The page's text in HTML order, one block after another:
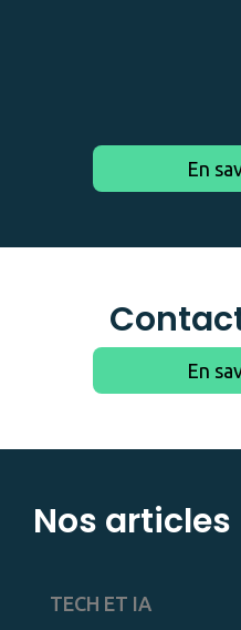
En
En
Nos articles
TECH ET IA